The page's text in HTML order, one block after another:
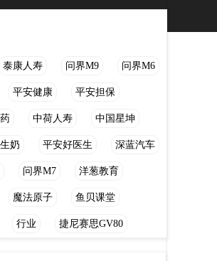
泰康人寿 问界M9 问界M6
平安健康 平安担保
中荷人寿 中国星坤
奶 平安好医生 深蓝汽车
问界M7 洋葱教育
魔法原子 鱼贝课堂
行业 捷尼赛思GV80